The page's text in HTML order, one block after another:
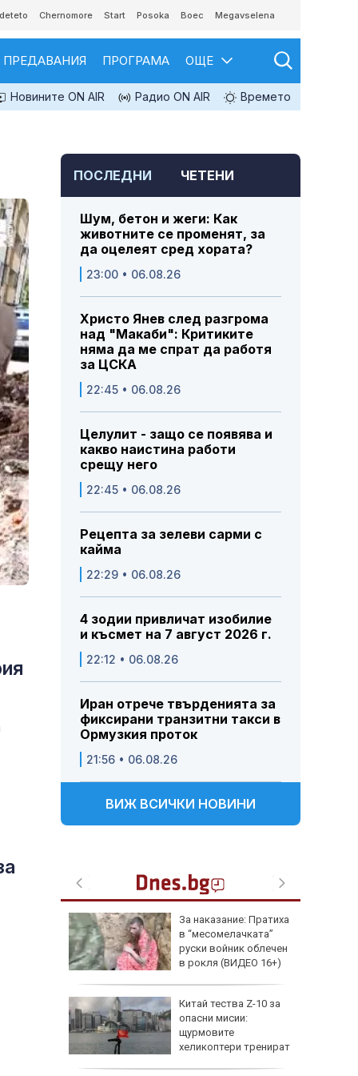
Chernomore Start Posoka Boec Megavselena
ПРЕДАВАНИЯ ПРОГРАМА ОЩЕ
Новините ON AIR Радио ON AIR Времето
ПОСЛЕДНИ ЧЕТЕНИ
Шум, бетон и жеги: Как
животните се променят, за
да оцелеят сред хората?
23:00 • 06.08.26
Христо Янев след разгрома
над "Макаби": Критиките
няма да ме спрат да работя
за ЦСКА
22:45 • 06.08.26
Целулит - защо се появява и
какво наистина работи
срещу него
22:45 • 06.08.26
Рецепта за зелеви сарми с
кайма
22:29 • 06.08.26
4 зодии привличат изобилие
и късмет на 7 август 2026 г.
22:12 • 06.08.26
Иран отрече твърденията за
фиксирани транзитни такси в
Ормузкия проток
21:56 • 06.08.26
ВИЖ ВСИЧКИ НОВИНИ
Можем ли да живеем
до 146 години, а и
повече?
Как да изберем
протеинов шейк и за
какво трябва да
внимаваме?